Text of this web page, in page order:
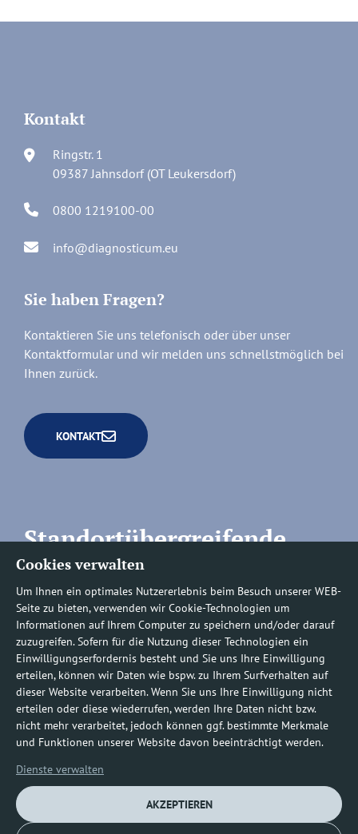
Cookies verwalten
Um Ihnen ein optimales Nutzererlebnis beim Besuch unserer WEB-
Seite zu bieten, verwenden wir Cookie-Technologien um
Informationen auf Ihrem Computer zu speichern und/oder darauf
zuzugreifen. Sofern für die Nutzung dieser Technologien ein
Einwilligungserfordernis besteht und Sie uns Ihre Einwilligung
erteilen, können wir Daten wie bspw. zu Ihrem Surfverhalten auf
dieser Website verarbeiten. Wenn Sie uns Ihre Einwilligung nicht
erteilen oder diese wiederrufen, werden Ihre Daten nicht bzw.
nicht mehr verarbeitet, jedoch können ggf. bestimmte Merkmale
und Funktionen unserer Website davon beeinträchtigt werden.
Dienste verwalten
AKZEPTIEREN
Kontakt
Ringstr. 1
09387 Jahnsdorf (OT Leukersdorf)
0800 1219100-00
info@diagnosticum.eu
Sie haben Fragen?
Kontaktieren Sie uns telefonisch oder über unser
Kontaktformular und wir melden uns schnellstmöglich bei
Ihnen zurück.
KONTAKT
Standortübergreifende
Rufnummern
Befundauskünfte/
Nachforderungen
0800 1219100-10